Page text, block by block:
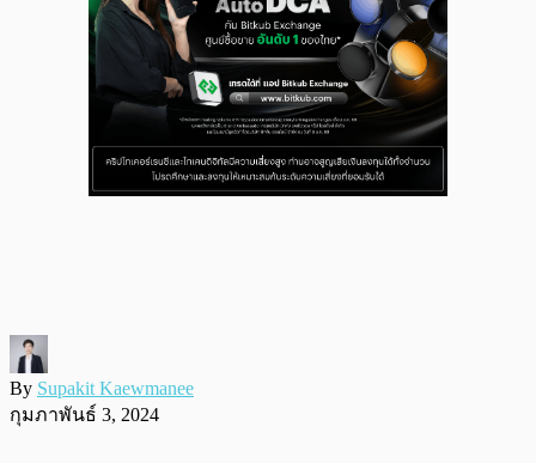
By Supakit Kaewmanee
กุมภาพันธ์ 3, 2024